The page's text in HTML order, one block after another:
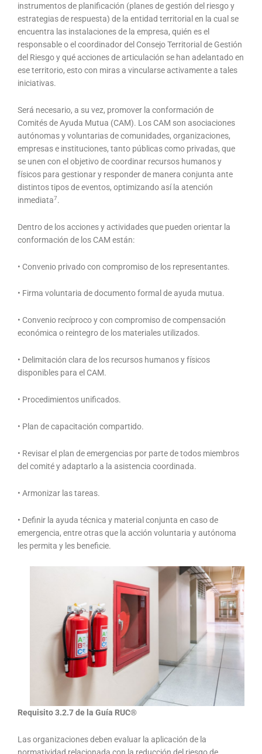
instrumentos de planificación (planes de gestión del riesgo y
estrategias de respuesta) de la entidad territorial en la cual se
encuentra las instalaciones de la empresa, quién es el
responsable o el coordinador del Consejo Territorial de Gestión
del Riesgo y qué acciones de articulación se han adelantado en
ese territorio, esto con miras a vincularse activamente a tales
iniciativas.
Será necesario, a su vez, promover la conformación de
Comités de Ayuda Mutua (CAM). Los CAM son asociaciones
autónomas y voluntarias de comunidades, organizaciones,
empresas e instituciones, tanto públicas como privadas, que
se unen con el objetivo de coordinar recursos humanos y
físicos para gestionar y responder de manera conjunta ante
distintos tipos de eventos, optimizando así la atención
inmediata7.
Dentro de los acciones y actividades que pueden orientar la
conformación de los CAM están:
• Convenio privado con compromiso de los representantes.
• Firma voluntaria de documento formal de ayuda mutua.
• Convenio recíproco y con compromiso de compensación
económica o reintegro de los materiales utilizados.
• Delimitación clara de los recursos humanos y físicos
disponibles para el CAM.
• Procedimientos unificados.
• Plan de capacitación compartido.
• Revisar el plan de emergencias por parte de todos miembros
del comité y adaptarlo a la asistencia coordinada.
• Armonizar las tareas.
• Definir la ayuda técnica y material conjunta en caso de
emergencia, entre otras que la acción voluntaria y autónoma
les permita y les beneficie.
Requisito 3.2.7 de la Guía RUC®️
Las organizaciones deben evaluar la aplicación de la